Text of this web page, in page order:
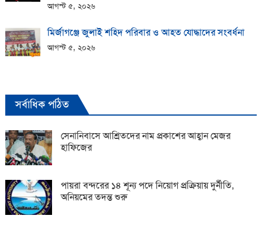
আগস্ট ৫, ২০২৬
মির্জাগঞ্জে জুলাই শহিদ পরিবার ও আহত যোদ্ধাদের সংবর্ধনা
আগস্ট ৫, ২০২৬
সর্বাধিক পঠিত
সেনানিবাসে আশ্রিতদের নাম প্রকাশের আহ্বান মেজর
হাফিজের
পায়রা বন্দরের ১৪ শূন্য পদে নিয়োগ প্রক্রিয়ায় দুর্নীতি,
অনিয়মের তদন্ত শুরু